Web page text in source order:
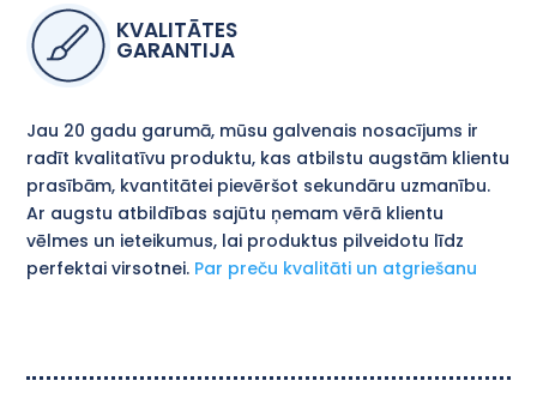
KVALITĀTES
GARANTIJA
Jau 20 gadu garumā, mūsu galvenais nosacījums ir
radīt kvalitatīvu produktu, kas atbilstu augstām klientu
prasībām, kvantitātei pievēršot sekundāru uzmanību.
Ar augstu atbildības sajūtu ņemam vērā klientu
vēlmes un ieteikumus, lai produktus pilveidotu līdz
perfektai virsotnei. Par preču kvalitāti un atgriešanu